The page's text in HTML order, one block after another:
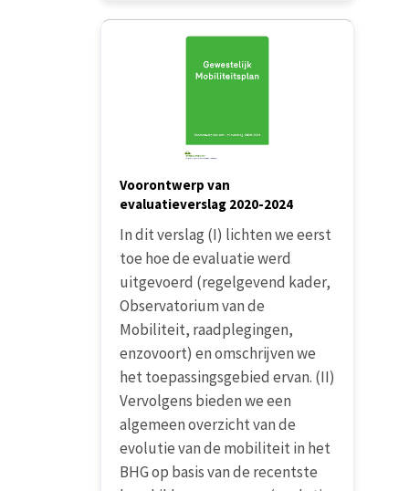
Voorontwerp van
evaluatieverslag 2020-2024
In dit verslag (I) lichten we eerst
toe hoe de evaluatie werd
uitgevoerd (regelgevend kader,
Observatorium van de
Mobiliteit, raadplegingen,
enzovoort) en omschrijven we
het toepassingsgebied ervan. (II)
Vervolgens bieden we een
algemeen overzicht van de
evolutie van de mobiliteit in het
BHG op basis van de recentste